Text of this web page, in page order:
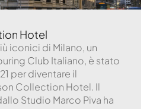
Hotel
iconici di Milano, un
Club Italiano, è stato
per diventare il
Collection Hotel. Il
Studio Marco Piva ha